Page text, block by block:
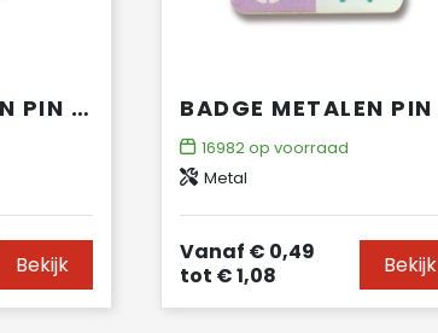
BADGE METALEN PIN 20X12MM
Bekijk
16982op voorraad
Metal
Vanaf € 0,49
tot € 1,08 Bekijk